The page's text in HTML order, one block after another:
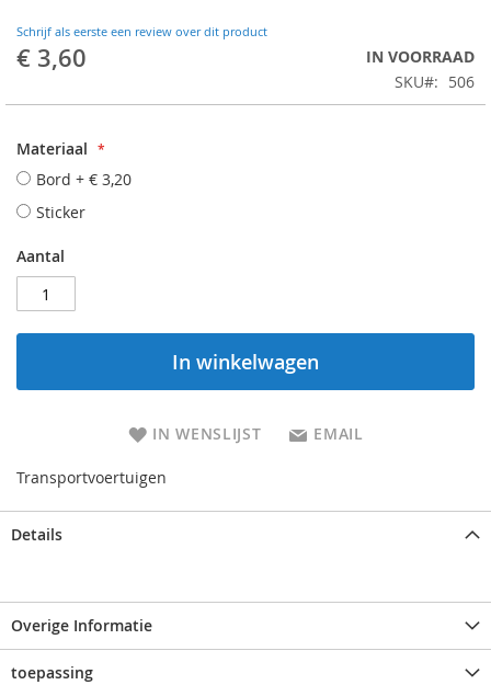
Schrijf als eerste een review over dit product
€ 3,60
IN VOORRAAD
SKU
506
Materiaal
Bord + € 3,20
Sticker
Aantal
In winkelwagen
IN WENSLIJST EMAIL
Transportvoertuigen
Details
Overige Informatie
toepassing